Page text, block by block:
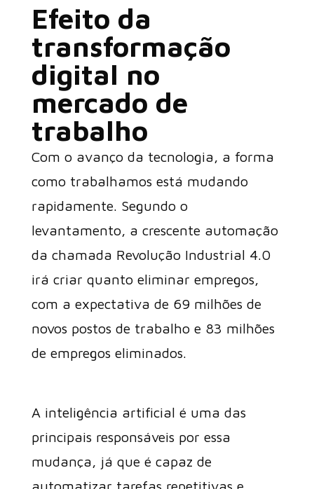
Efeito da
transformação
digital no
mercado de
trabalho
Com o avanço da tecnologia, a forma
como trabalhamos está mudando
rapidamente. Segundo o
levantamento, a crescente automação
da chamada Revolução Industrial 4.0
irá criar quanto eliminar empregos,
com a expectativa de 69 milhões de
novos postos de trabalho e 83 milhões
de empregos eliminados.
A inteligência artificial é uma das
principais responsáveis por essa
mudança, já que é capaz de
automatizar tarefas repetitivas e